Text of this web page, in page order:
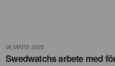
06 MARS 2025
Swedwatchs arbete med